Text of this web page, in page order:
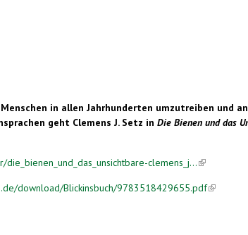
in allen Jahrhunderten umzutreiben und
geht Clemens J. Setz in Die Bienen und das
clemens_j...(link is
download/Blickinsbuch/9783518429655.pdf(link is